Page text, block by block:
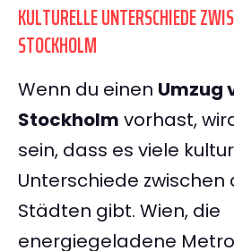
KULTURELLE UNTERSCHIEDE
STOCKHOLM
Wenn du einen Umzug
Stockholm vorhast,
sein, dass es viele
Unterschiede zwischen
Städten gibt. Wien, die
energiegeladene